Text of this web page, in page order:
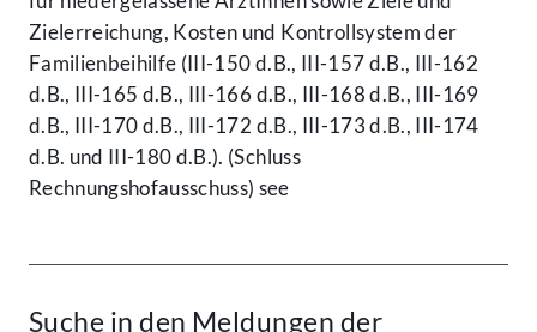
Zielerreichung, Kosten und Kontrollsystem der
Familienbeihilfe (III-150 d.B., III-157 d.B., III-162
d.B., III-165 d.B., III-166 d.B., III-168 d.B., III-169
d.B., III-170 d.B., III-172 d.B., III-173 d.B., III-174
d.B. und III-180 d.B.). (Schluss
Rechnungshofausschuss) see
Suche in den Meldungen der